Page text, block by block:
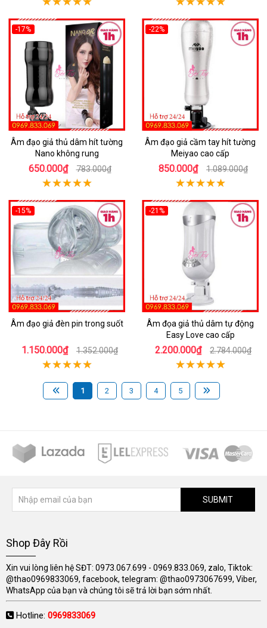
-17%
Âm đạo giả thủ dâm hít tường
Nano không rung
650.000₫ 783.000₫
-22%
Âm đạo giả cầm tay hít tường
Meiyao cao cấp
850.000₫ 1.089.000₫
-15%
Âm đạo giả đèn pin trong suốt
1.150.000₫ 1.352.000₫
-21%
Âm đọa giả thủ dâm tự động
Easy Love cao cấp
2.200.000₫ 2.784.000₫
1 2 3 4 5
SUBMIT
Shop Đây Rồi
Xin vui lòng liên hệ SĐT: 0973.067.699 - 0969.833.069, zalo, Tiktok:
@thao0969833069, facebook, telegram: @thao0973067699, Viber,
WhatsApp của bạn và chúng tôi sẽ trả lời bạn sớm nhất.
Hotline: 0969833069